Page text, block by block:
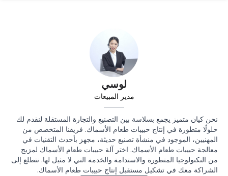
لوسي
مدير المبيعات
نحن كيان متميز يجمع بسلاسة بين التصنيع والتجارة المستقلة لنقدم لك
حلولًا متطورة في إنتاج حبيبات طعام الأسماك. فريقنا المتخصص من
المهنيين، الموجود في منشأة تصنيع حديثة، مجهز بأحدث التقنيات في
معالجة حبيبات طعام الأسماك. اختر آلة حبيبات طعام الأسماك لمزيج
من التكنولوجيا المتطورة والاستدامة والخدمة التي لا مثيل لها. نتطلع إلى
الشراكة معك في تشكيل مستقبل إنتاج حبيبات طعام الأسماك.